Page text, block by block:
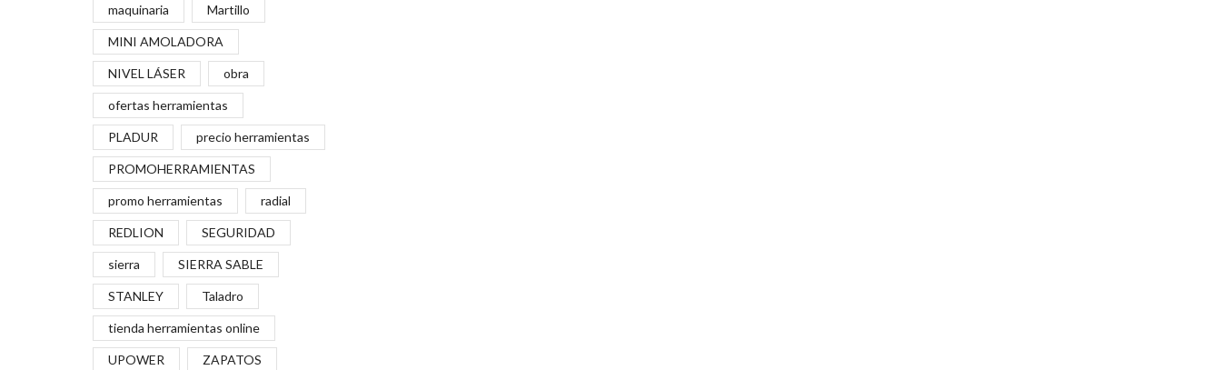
maquinaria Martillo
MINI AMOLADORA
NIVEL LÁSER obra
ofertas herramientas
PLADUR precio herramientas
PROMOHERRAMIENTAS
promo herramientas radial
REDLION SEGURIDAD
sierra SIERRA SABLE
STANLEY Taladro
tienda herramientas online
UPOWER ZAPATOS